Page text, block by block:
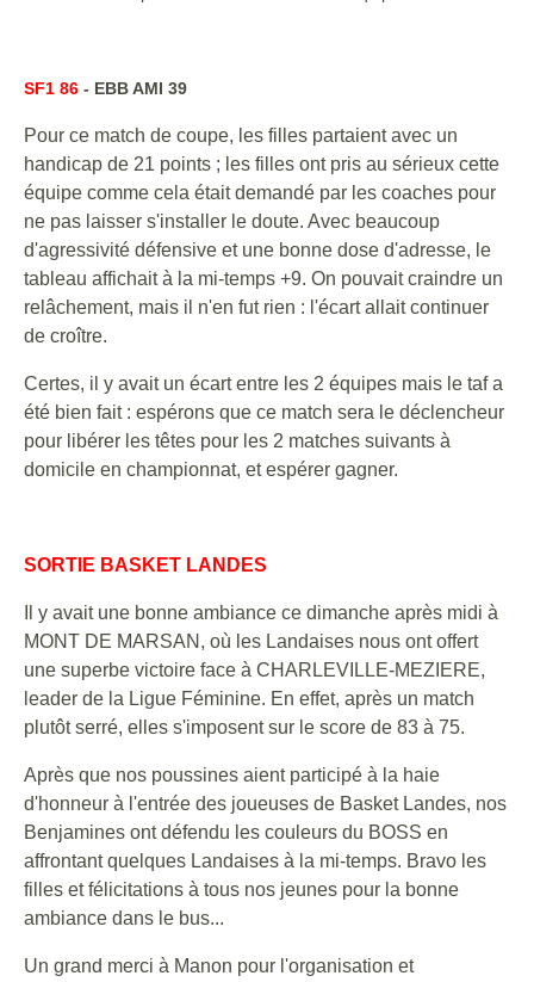
SF1 86 - EBB AMI 39
Pour ce match de coupe, les filles partaient avec un
handicap de 21 points ; les filles ont pris au sérieux cette
équipe comme cela était demandé par les coaches pour
ne pas laisser s'installer le doute. Avec beaucoup
d'agressivité défensive et une bonne dose d'adresse, le
tableau affichait à la mi-temps +9. On pouvait craindre un
relâchement, mais il n'en fut rien : l'écart allait continuer
de croître.
Certes, il y avait un écart entre les 2 équipes mais le taf a
été bien fait : espérons que ce match sera le déclencheur
pour libérer les têtes pour les 2 matches suivants à
domicile en championnat, et espérer gagner.
SORTIE BASKET LANDES
Il y avait une bonne ambiance ce dimanche après midi à
MONT DE MARSAN, où les Landaises nous ont offert
une superbe victoire face à CHARLEVILLE-MEZIERE,
leader de la Ligue Féminine. En effet, après un match
plutôt serré, elles s'imposent sur le score de 83 à 75.
Après que nos poussines aient participé à la haie
d'honneur à l'entrée des joueuses de Basket Landes, nos
Benjamines ont défendu les couleurs du BOSS en
affrontant quelques Landaises à la mi-temps. Bravo les
filles et félicitations à tous nos jeunes pour la bonne
ambiance dans le bus...
Un grand merci à Manon pour l'organisation et